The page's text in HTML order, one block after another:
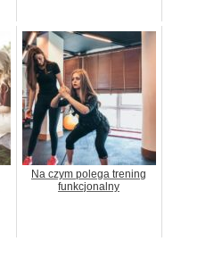
Na czym polega trening
funkcjonalny